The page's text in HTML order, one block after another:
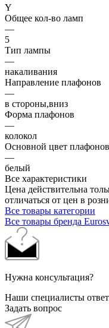
Y
Общее кол-во ламп
—
5
Тип лампы
—
накаливания
Направление плафонов
—
в стороны,вниз
Форма плафонов
—
колокол
Основной цвет плафонов
—
белый
Все характеристики
Цена действительна
отличаться от цен в
Все товары категории
Все товары бренда
Нужна консультация?
Наши специалисты
Задать вопрос